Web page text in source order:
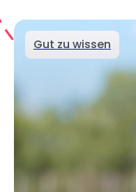
Gut zu wissen